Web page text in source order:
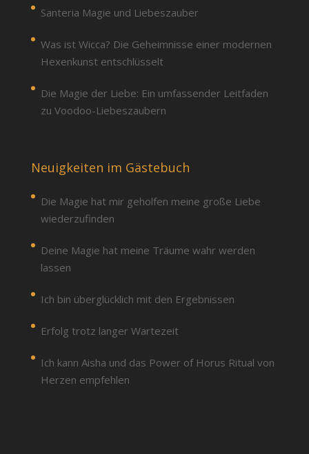
Santeria Magie und Liebeszauber
Was ist Wicca? Die Geheimnisse einer modernen
Hexenkunst entschlüsselt
Die Magie der Liebe: Ein umfassender Leitfaden
zu Voodoo-Liebeszaubern
Neuigkeiten im Gästebuch
Die Magie hat mir geholfen meine große Liebe
wiederzufinden
Deine Magie hat meine Träume wahr werden
lassen
Ich bin überglücklich mit den Ergebnissen
Erfolg trotz langer Wartezeit
Ich kann Aisha und das Power of Horus Ritual von
Herzen empfehlen